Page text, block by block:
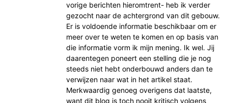
vorige berichten hieromtrent- heb ik verder
gezocht naar de achtergrond van dit gebouw.
Er is voldoende informatie beschikbaar om er
meer over te weten te komen en op basis van
die informatie vorm ik mijn mening. Ik wel. Jij
daarentegen poneert een stelling die je nog
steeds niet hebt onderbouwd anders dan te
verwijzen naar wat in het artikel staat.
Merkwaardig genoeg overigens dat laatste,
want dit blog is toch nooit kritisch volgens